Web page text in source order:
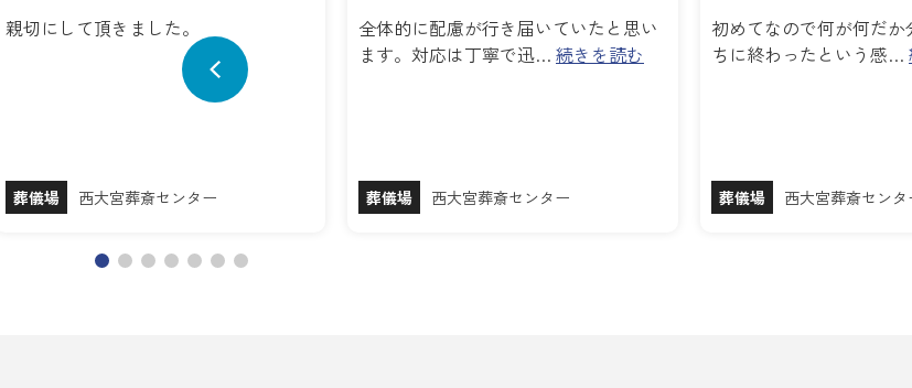
親切にして頂きました。
葬儀場 西大宮葬斎センター
全体的に配慮が行き届いていたと思い
ます。対応は丁寧で迅… 続きを読む
葬儀場 西大宮葬斎センター
初めてなので何が何だ
ちに終わったという感…
葬儀場 西大宮葬斎センタ